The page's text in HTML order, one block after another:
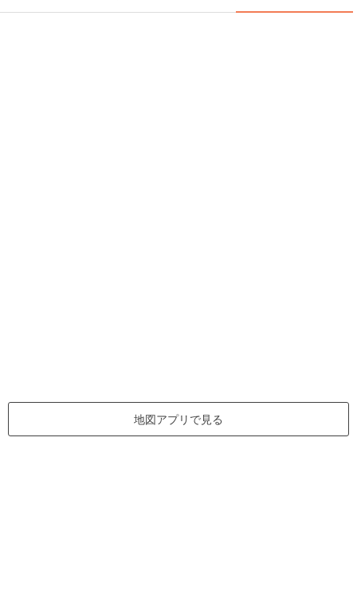
地図アプリで見る